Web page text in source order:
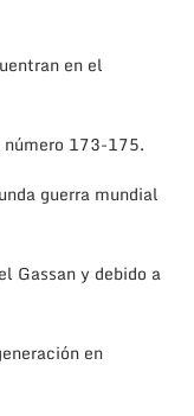
en el
173-175.
guerra mundial
Gassan y debido a
en